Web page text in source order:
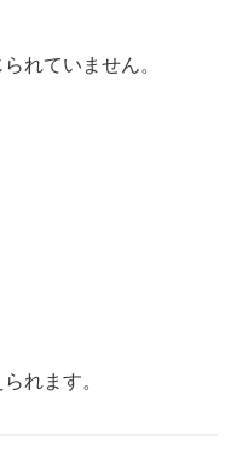
れていません。
れます。